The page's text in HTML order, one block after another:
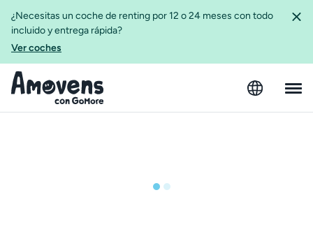
¿Necesitas un coche de renting por 12 o 24 meses con todo
incluido y entrega rápida?
Ver coches